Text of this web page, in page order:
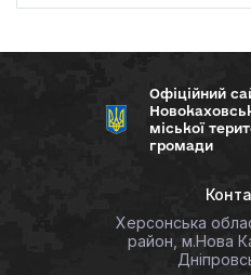
Офіційний
міської
громади
Херсонська
район, м.Нова